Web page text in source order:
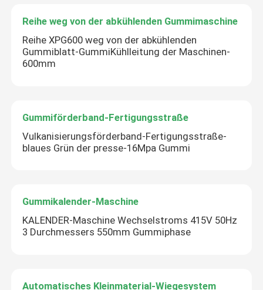
Reihe weg von der abkühlenden Gummimaschine
Reihe XPG600 weg von der abkühlenden
Gummiblatt-GummiKühlleitung der Maschinen-
600mm
Gummiförderband-Fertigungsstraße
Vulkanisierungsförderband-Fertigungsstraße-
blaues Grün der presse-16Mpa Gummi
Gummikalender-Maschine
KALENDER-Maschine Wechselstroms 415V 50Hz
3 Durchmessers 550mm Gummiphase
Automatisches Kleinmaterial-Wiegesystem